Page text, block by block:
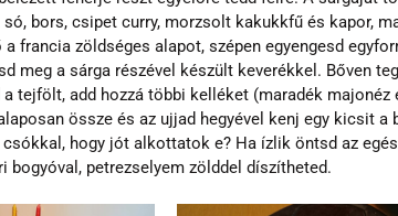
só, bors, csipet curry, morzsolt kakukkfű és kapor,
a francia zöldséges alapot, szépen egyengesd
meg a sárga részével készült keverékkel. Bőven
a tejfölt, add hozzá többi kelléket (maradék
össze és az ujjad hegyével kenj egy kicsit
csókkal, hogy jót alkottatok e? Ha ízlik öntsd az
bogyóval, petrezselyem zölddel díszítheted.